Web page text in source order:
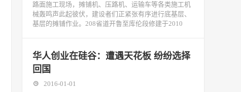
路面施工现场，摊铺机、压路机、运输车等各类施工机
械轰鸣声此起彼伏，建设者们正紧张有序进行底基层、
基层的摊铺作业。208省道开鲁至库伦段修建于2010
华人创业在硅谷：遭遇天花板 纷纷选择
回国
2016-01-01